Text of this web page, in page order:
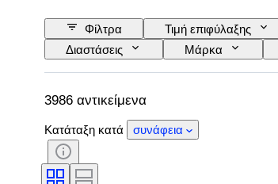
Φίλτρα Τιμή επιφύλαξης
Διαστάσεις
Μάρκα
Πιστοποίηση
Στυλ
3986 αντικείμενα
Κατάταξη κατά συνάφεια